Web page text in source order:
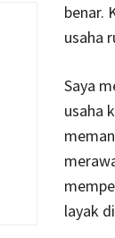
benar.
usaha
Saya
usaha
layak